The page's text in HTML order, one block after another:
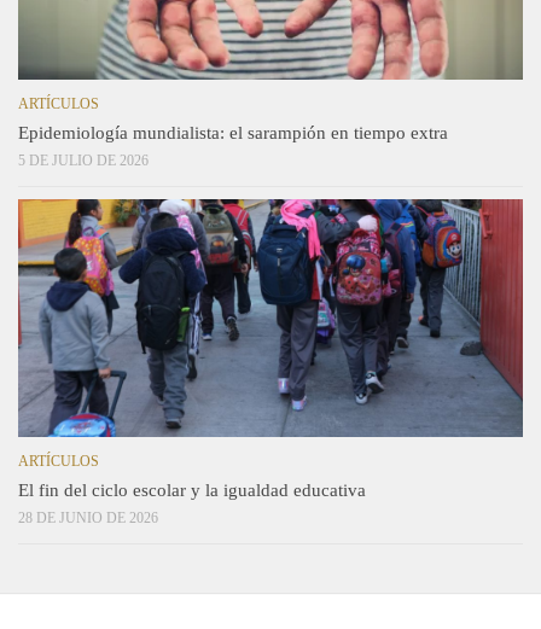
ARTÍCULOS
Epidemiología mundialista: el sarampión en tiempo extra
5 DE JULIO DE 2026
ARTÍCULOS
El fin del ciclo escolar y la igualdad educativa
28 DE JUNIO DE 2026